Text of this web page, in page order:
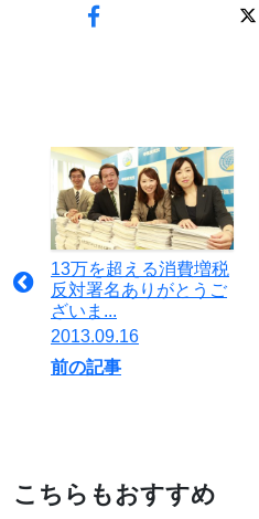
13万を超える消費増税
反対署名ありがとうご
ざいま...
2013.09.16
前の記事
こちらもおすすめ